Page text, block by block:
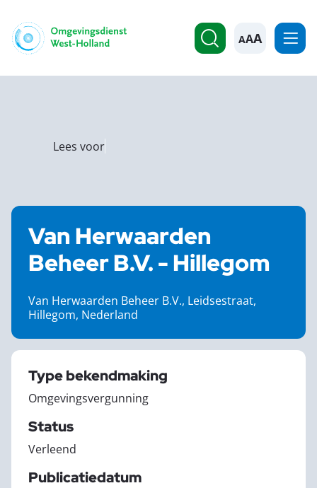
A
Lees voor
Van Herwaarden
Beheer B.V. - Hillegom
Van Herwaarden Beheer B.V., Leidsestraat,
Hillegom, Nederland
Type bekendmaking
Omgevingsvergunning
Status
Verleend
Publicatiedatum